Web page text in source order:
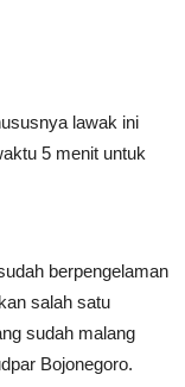
lawak ini
5 menit untuk
berpengelaman
salah satu
sudah malang
Bojonegoro.